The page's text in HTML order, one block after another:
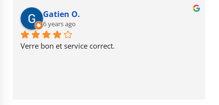
Gatien O.
6 years ago
Verre bon et service correct.